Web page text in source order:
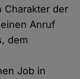
Charakter der
Anruf
dem
Job in